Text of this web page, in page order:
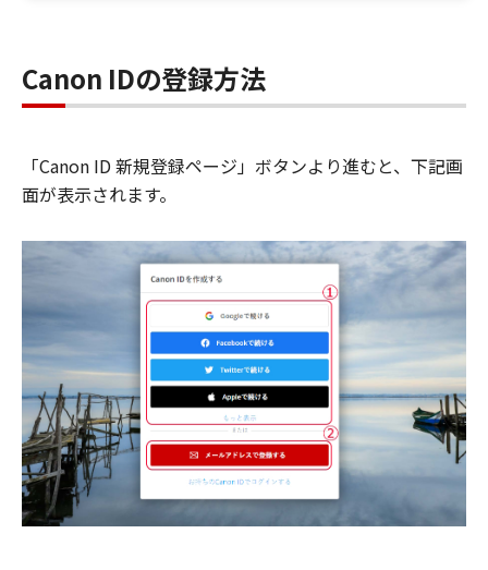
Canon IDの登録方法
「Canon ID 新規登録ページ」ボタンより進むと、下記画
面が表示されます。